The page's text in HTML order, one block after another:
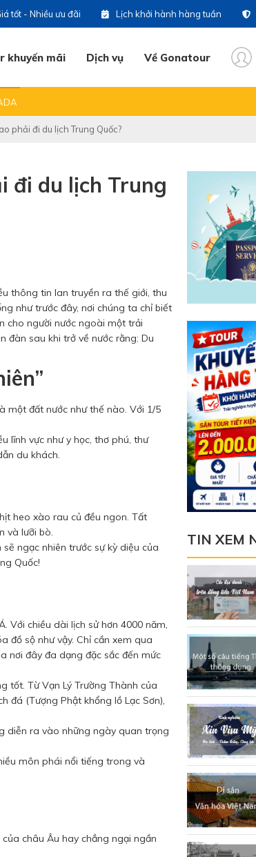
tốt - Nhiều ưu đãi Lịch khởi hành hàng tuần
khuyến mãi Dịch vụ Về Gonatour
0784 849 849
phải đi du lịch Trung Quốc?
đi du lịch Trung
thông tin lan truyền ra thế giới, thu
như trước đây, nơi chúng ta chỉ biết
cho người nước ngoài một trải
đàn sau khi trở về nước rằng: Du
một đất nước như thế nào. Với 1/5
lĩnh vực như y học, thơ phú, thư
du khách.
heo xào rau củ đều ngon. Tất
và lưỡi bò.
ngạc nhiên trước sự kỳ diệu của
Quốc!
Với chiều dài lịch sử hơn 4000 năm,
đồ sộ như vậy. Chỉ cần xem qua
nơi đây đa dạng đặc sắc đến mức
tốt. Từ Vạn Lý Trường Thành của
đá (Tượng Phật khổng lồ Lạc Sơn),
diễn ra vào những ngày quan trọng
môn phái nổi tiếng trong và
châu Âu hay chẳng ngại ngần
TIN XEM